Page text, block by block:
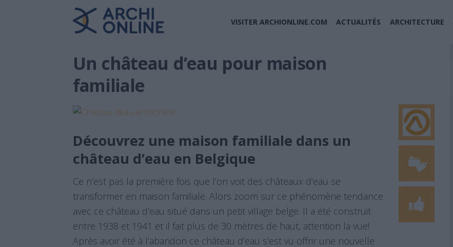
VISITER ARCHIONLINE.COM ACTUALITÉS ARCHITECTURE
Un château d’eau pour maison
familiale
Découvrez une maison familiale dans un
château d’eau en Belgique
Ce n’est pas la première fois que l’on voit des châteaux d’eau se
transformer en maison familiale. Alors zoom sur ce phénomène tendance
avec ce château d’eau situé dans un petit village belge. Il a été construit
entre 1938 et 1941 et il fait plus de 30 mètres de haut, attention la vue!
Après avoir été à l’abandon ce château d’eau s’est vu offrir une nouvelle